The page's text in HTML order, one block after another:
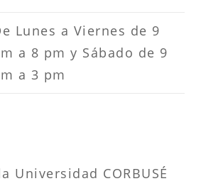
Lunes a Viernes de 9
a 8 pm y Sábado de 9
a 3 pm
Universidad CORBUSÉ